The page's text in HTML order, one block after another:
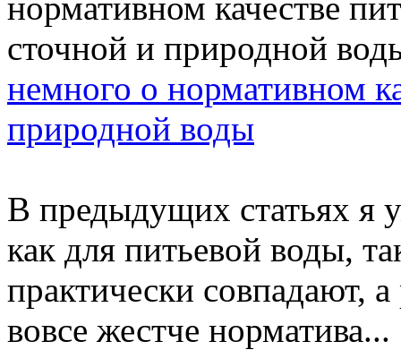
немного о нормативном
природной воды
В предыдущих статьях я
как для питьевой воды,
практически совпадают,
вовсе жестче норматива...